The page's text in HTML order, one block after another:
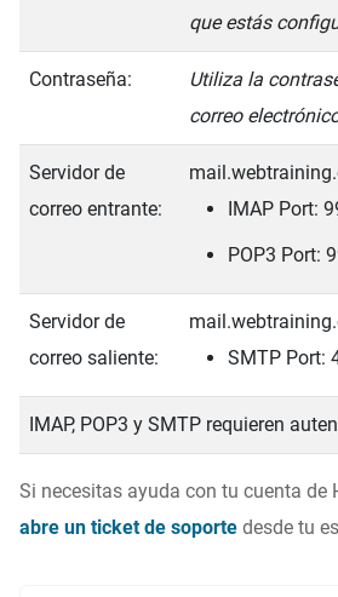
que estás
Contraseña:
Utiliza la
correo
Servidor de
correo entrante:
IMAP Port:
POP3 Port:
Servidor de
correo saliente:
SMTP Port:
IMAP, POP3 y SMTP requieren
Si necesitas ayuda con tu cuenta de
abre un ticket de soporte desde tu